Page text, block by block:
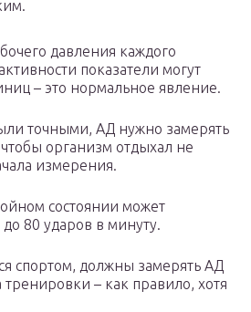
давления каждого
показатели могут
– это нормальное явление.
точными, АД нужно замерять
организм отдыхал не
измерения.
состоянии может
до 80 ударов в минуту.
спортом, должны замерять АД
тренировки – как правило, хотя